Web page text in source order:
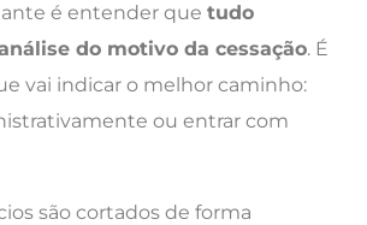
é entender que tudo
do motivo da cessação. É
vai indicar o melhor caminho:
ou entrar com
são cortados de forma